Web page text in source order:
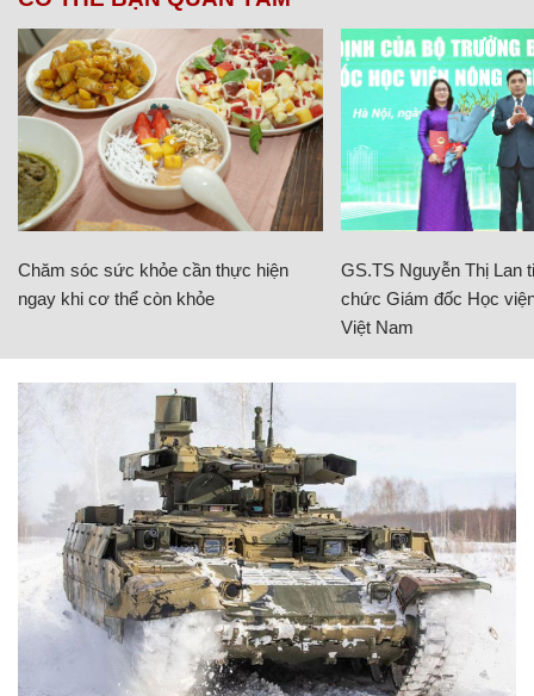
Chăm sóc sức khỏe cần thực hiện
ngay khi cơ thể còn khỏe
GS.TS Nguyễn Thị Lan
chức Giám đốc Học
Việt Nam